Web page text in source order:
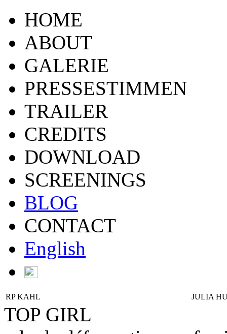
HOME
ABOUT
GALERIE
PRESSESTIMMEN
TRAILER
CREDITS
DOWNLOAD
SCREENINGS
BLOG
CONTACT
English
RP KAHL JULIA
TOP GIRL